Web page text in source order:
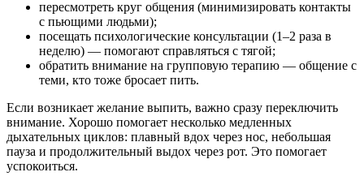
пересмотреть круг общения (минимизировать контакты
с пьющими людьми);
посещать психологические консультации (1–2 раза в
неделю) — помогают справляться с тягой;
обратить внимание на групповую терапию — общение с
теми, кто тоже бросает пить.
Если возникает желание выпить, важно сразу переключить
внимание. Хорошо помогает несколько медленных
дыхательных циклов: плавный вдох через нос, небольшая
пауза и продолжительный выдох через рот. Это помогает
успокоиться.